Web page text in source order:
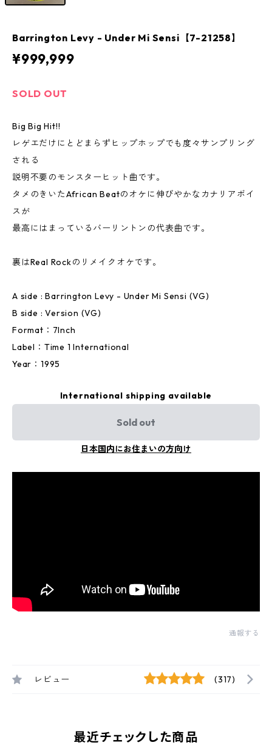
Barrington Levy - Under Mi Sensi【7-21258】
¥999,999
SOLD OUT
Big Big Hit!!
レゲエだけにとどまらずヒップホップでも度々サンプリング
される
説明不要のモンスターヒット曲です。
タメのきいたAfrican Beatのオケに伸びやかなカナリアボイ
スが
最高にはまっているバーリントンの代表曲です。
裏はReal Rockのリメイクオケです。
A side : Barrington Levy - Under Mi Sensi (VG)
B side : Version (VG)
Format：7Inch
Label：Time 1 International
Year：1995
International shipping available
Sold out
日本国内にお住まいの方向け
通報する
レビュー (317)
最近チェックした商品